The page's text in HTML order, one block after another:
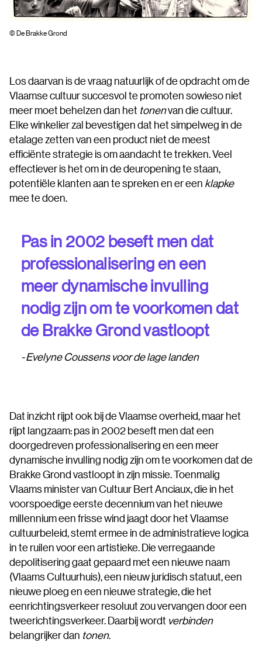
© De Brakke Grond
Los daarvan is de vraag natuurlijk of de opdracht om de
Vlaamse cultuur succesvol te promoten sowieso niet
meer moet behelzen dan het tonenvan die cultuur.
Elke winkelier zal bevestigen dat het simpelweg in de
etalage zetten van een product niet de meest
efficiënte strategie is om aandacht te trekken. Veel
effectiever is het om in de deuropening te staan,
potentiële klanten aan te spreken en er een klapke
mee te doen.
Pas in 2002 beseft men dat
professionalisering en een
meer dynamische invulling
nodig zijn om te voorkomen dat
de Brakke Grond vastloopt
Evelyne Coussens voor de lage landen
Dat inzicht rijpt ook bij de Vlaamse overheid, maar het
rijpt langzaam: pas in 2002 beseft men dat een
doorgedreven professionalisering en een meer
dynamische invulling nodig zijn om te voorkomen dat de
Brakke Grond vastloopt in zijn missie. Toenmalig
Vlaams minister van Cultuur Bert Anciaux, die in het
voorspoedige eerste decennium van het nieuwe
millennium een frisse wind jaagt door het Vlaamse
cultuurbeleid, stemt ermee in de administratieve logica
in te ruilen voor een artistieke. Die verregaande
depolitisering gaat gepaard met een nieuwe naam
(Vlaams Cultuurhuis), een nieuw juridisch statuut, een
nieuwe ploeg en een nieuwe strategie, die het
eenrichtingsverkeer resoluut zou vervangen door een
tweerichtingsverkeer. Daarbij wordt verbinden
belangrijker dan tonen.